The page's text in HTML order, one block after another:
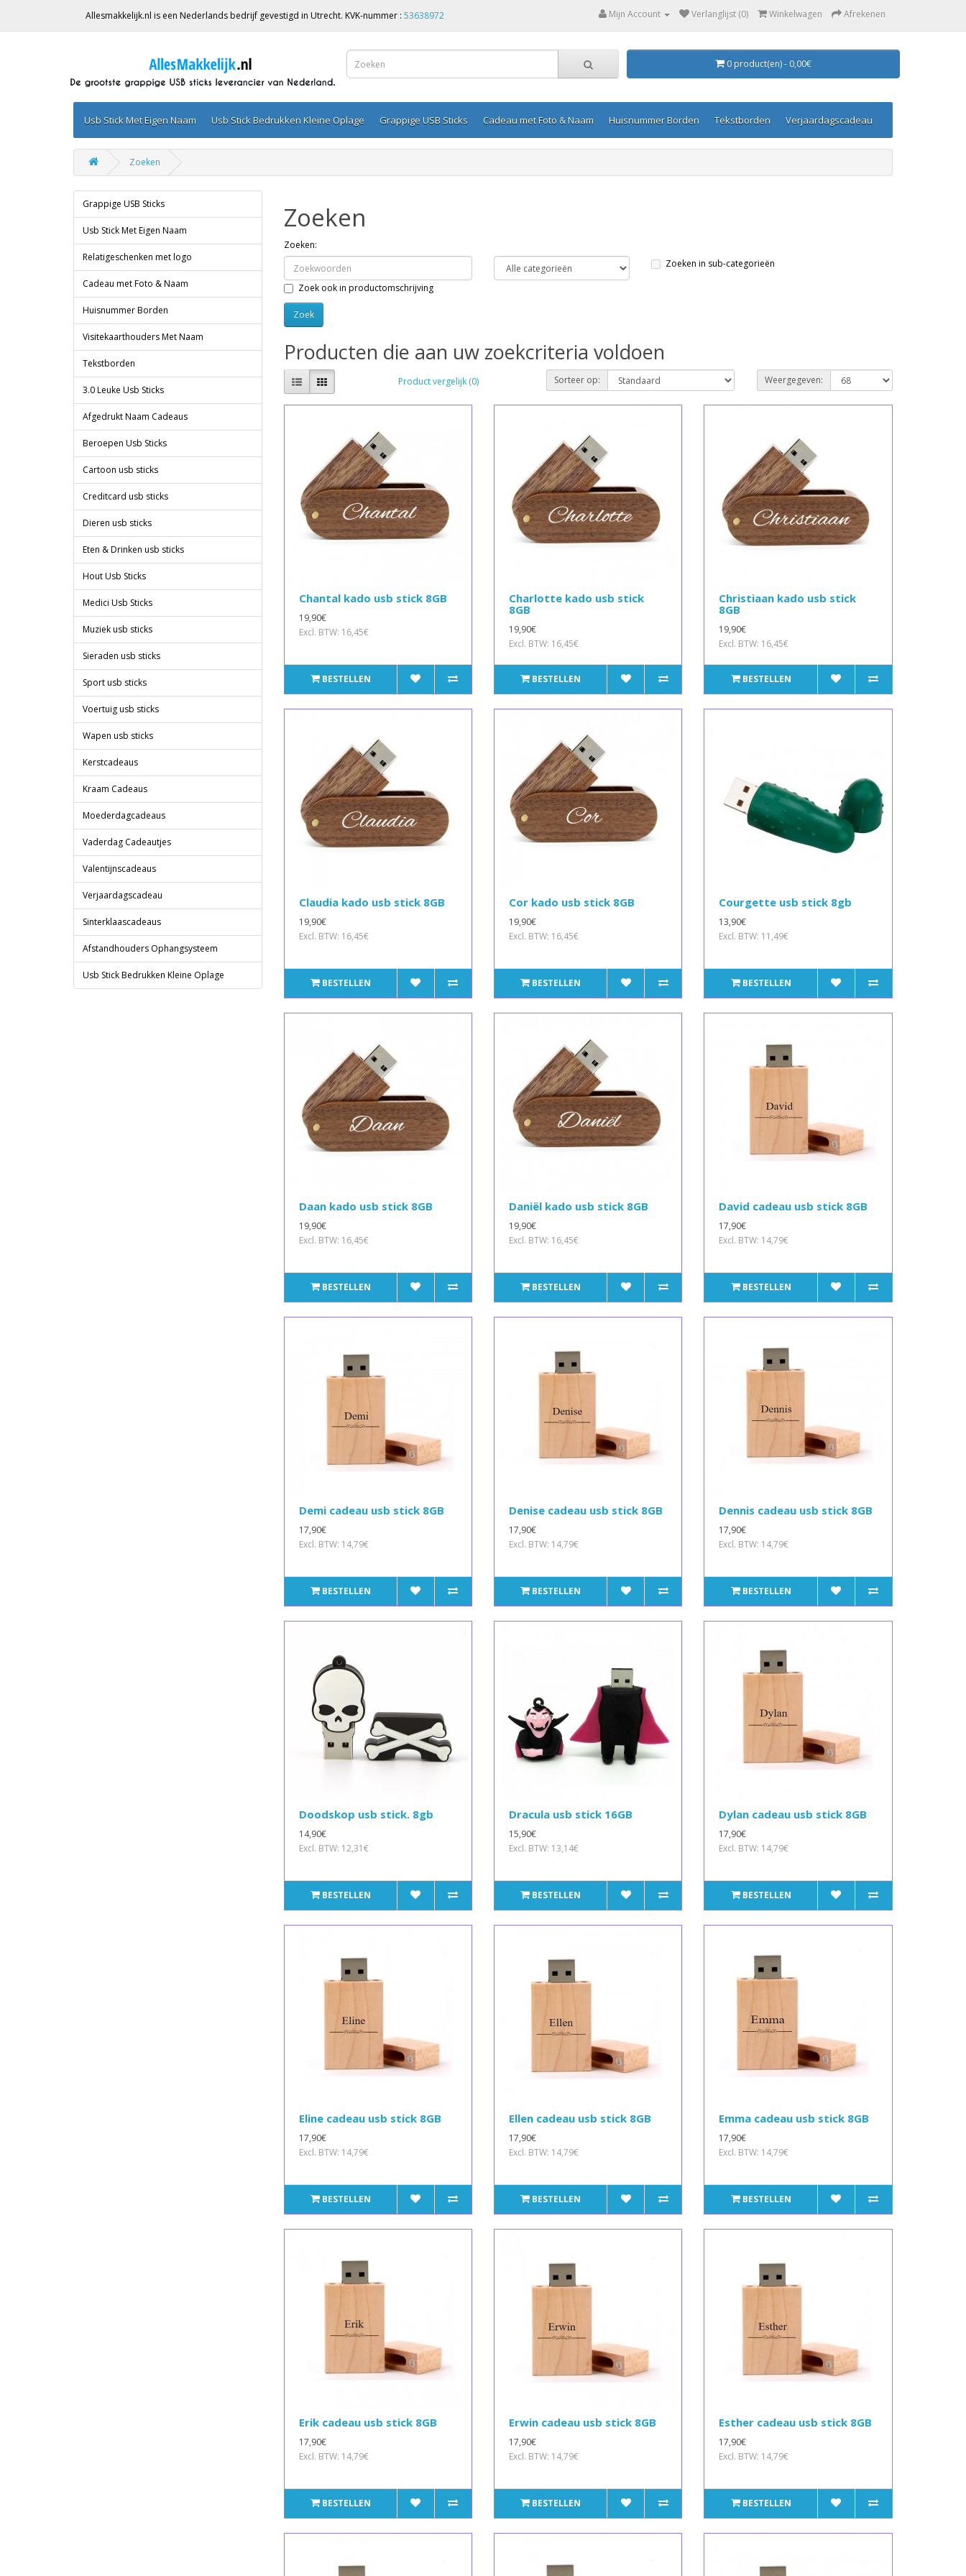
Allesmakkelijk.nl is een Nederlands bedrijf gevestigd in Utrecht. KVK-nummer : 53638972 Mijn Account Verlanglijst (0) Winkelwagen Afrekenen
0 product(en) - 0,00€
Usb Stick Met Eigen Naam Usb Stick Bedrukken Kleine Oplage Grappige USB Sticks Cadeau met Foto & Naam Huisnummer Borden Tekstborden Verjaardagscadeau
Zoeken
Grappige USB Sticks
Usb Stick Met Eigen Naam
Relatigeschenken met logo
Cadeau met Foto & Naam
Huisnummer Borden
Visitekaarthouders Met Naam
Tekstborden
3.0 Leuke Usb Sticks
Afgedrukt Naam Cadeaus
Beroepen Usb Sticks
Cartoon usb sticks
Creditcard usb sticks
Dieren usb sticks
Eten & Drinken usb sticks
Hout Usb Sticks
Medici Usb Sticks
Muziek usb sticks
Sieraden usb sticks
Sport usb sticks
Voertuig usb sticks
Wapen usb sticks
Kerstcadeaus
Kraam Cadeaus
Moederdagcadeaus
Vaderdag Cadeautjes
Valentijnscadeaus
Verjaardagscadeau
Sinterklaascadeaus
Afstandhouders Ophangsysteem
Usb Stick Bedrukken Kleine Oplage
Zoeken
Zoeken:
Zoeken in sub-categorieën
Zoek ook in productomschrijving
Producten die aan uw zoekcriteria voldoen
Product vergelijk (0) Sorteer op: Weergegeven:
Chantal kado usb stick 8GB
19,90€
Excl. BTW: 16,45€
BESTELLEN
Charlotte kado usb stick
8GB
19,90€
Excl. BTW: 16,45€
BESTELLEN
Christiaan kado usb stick
8GB
19,90€
Excl. BTW: 16,45€
BESTELLEN
Claudia kado usb stick 8GB
19,90€
Excl. BTW: 16,45€
BESTELLEN
Cor kado usb stick 8GB
19,90€
Excl. BTW: 16,45€
BESTELLEN
Courgette usb stick 8gb
13,90€
Excl. BTW: 11,49€
BESTELLEN
Daan kado usb stick 8GB
19,90€
Excl. BTW: 16,45€
BESTELLEN
Daniël kado usb stick 8GB
19,90€
Excl. BTW: 16,45€
BESTELLEN
David cadeau usb stick 8GB
17,90€
Excl. BTW: 14,79€
BESTELLEN
Demi cadeau usb stick 8GB
17,90€
Excl. BTW: 14,79€
BESTELLEN
Denise cadeau usb stick 8GB
17,90€
Excl. BTW: 14,79€
BESTELLEN
Dennis cadeau usb stick 8GB
17,90€
Excl. BTW: 14,79€
BESTELLEN
Doodskop usb stick. 8gb
14,90€
Excl. BTW: 12,31€
BESTELLEN
Dracula usb stick 16GB
15,90€
Excl. BTW: 13,14€
BESTELLEN
Dylan cadeau usb stick 8GB
17,90€
Excl. BTW: 14,79€
BESTELLEN
Eline cadeau usb stick 8GB
17,90€
Excl. BTW: 14,79€
BESTELLEN
Ellen cadeau usb stick 8GB
17,90€
Excl. BTW: 14,79€
BESTELLEN
Emma cadeau usb stick 8GB
17,90€
Excl. BTW: 14,79€
BESTELLEN
Erik cadeau usb stick 8GB
17,90€
Excl. BTW: 14,79€
BESTELLEN
Erwin cadeau usb stick 8GB
17,90€
Excl. BTW: 14,79€
BESTELLEN
Esther cadeau usb stick 8GB
17,90€
Excl. BTW: 14,79€
BESTELLEN